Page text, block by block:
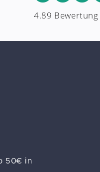
4.89 Bewertung
50€ in